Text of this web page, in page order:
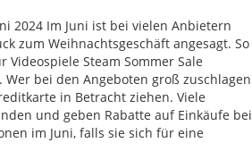
2024 Im Juni ist bei vielen Anbietern
zum Weihnachtsgeschäft angesagt. So
Steam Sommer Sale
bei den Angeboten groß zuschlagen
in Betracht ziehen. Viele
und geben Rabatte auf Einkäufe bei
im Juni, falls sie sich für eine